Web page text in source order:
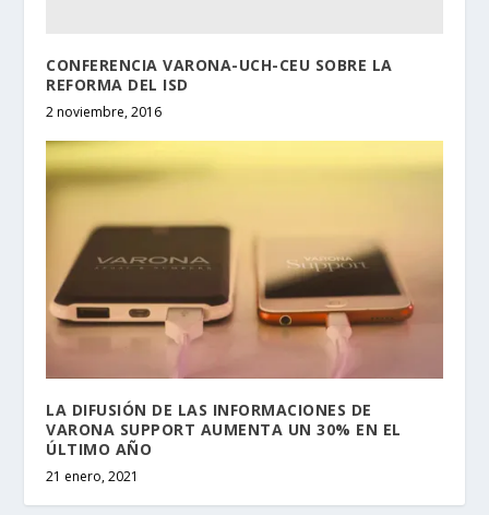
CONFERENCIA VARONA-UCH-CEU SOBRE LA
REFORMA DEL ISD
2 noviembre, 2016
LA DIFUSIÓN DE LAS INFORMACIONES DE
VARONA SUPPORT AUMENTA UN 30% EN EL
ÚLTIMO AÑO
21 enero, 2021